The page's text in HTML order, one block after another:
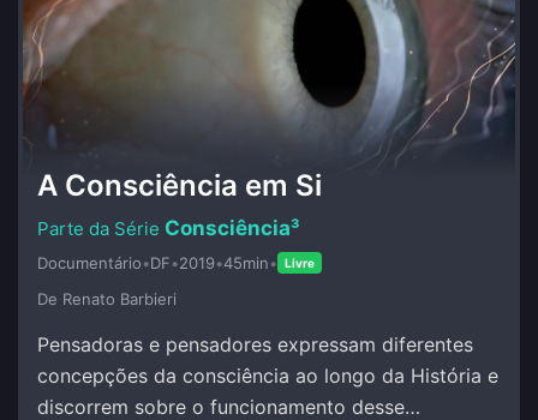
A Consciência em Si
Consciência³
Documentário•DF•2019•45min• Livre
De Renato Barbieri
Pensadoras e pensadores expressam diferentes
concepções da consciência ao longo da História e
discorrem sobre o funcionamento desse